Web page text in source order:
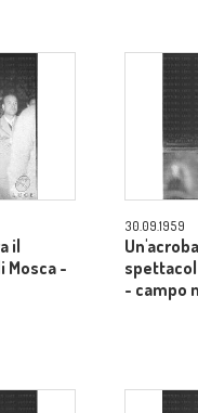
il
Mosca -
30.09.1959
- campo